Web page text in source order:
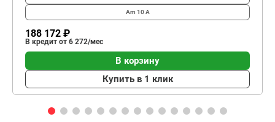
Am 10 А
188 172 ₽
В кредит от 6 272/мес
В корзину
Купить в 1 клик